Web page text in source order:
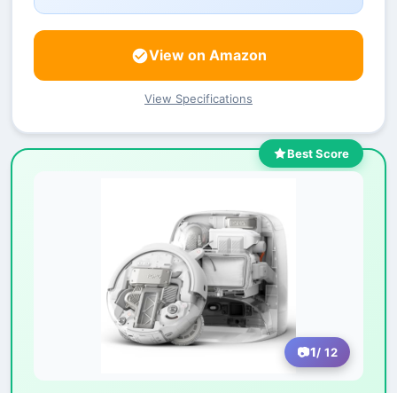
View on Amazon
View Specifications
Best Score
1/ 12